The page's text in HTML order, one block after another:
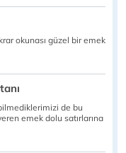
okunası güzel bir emek
de bu
emek dolu satırlarına